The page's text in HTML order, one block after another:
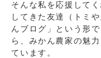
そんな私を応援して
してきた友達（トミ
んブログ」という形
ら、みかん農家の魅
ています。